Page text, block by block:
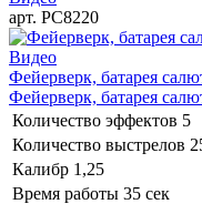
арт. РС8220
Видео
Фейерверк, батарея
Фейерверк, батарея
Количество эффектов 5
Количество выстрелов
Калибр 1,25
Время работы 35 сек